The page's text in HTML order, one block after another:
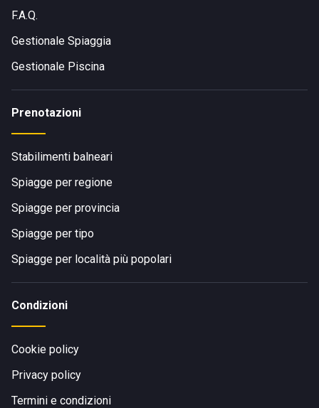
F.A.Q.
Gestionale Spiaggia
Gestionale Piscina
Prenotazioni
Stabilimenti balneari
Spiagge per regione
Spiagge per provincia
Spiagge per tipo
Spiagge per località più popolari
Condizioni
Cookie policy
Privacy policy
Termini e condizioni